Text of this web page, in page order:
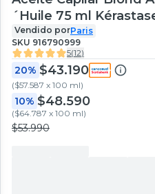
´Huile 75 ml
dañado o Decolorado
Vendido porParis
SKU 916790999
5(12)
20% $43.190
($57.587 x 100 ml)
10% $48.590
($64.787 x 100 ml)
$53.990